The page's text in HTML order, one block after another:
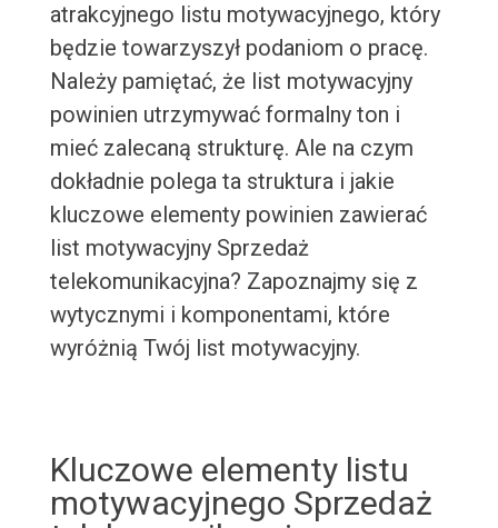
atrakcyjnego listu motywacyjnego, który
będzie towarzyszył podaniom o pracę.
Należy pamiętać, że list motywacyjny
powinien utrzymywać formalny ton i
mieć zalecaną strukturę. Ale na czym
dokładnie polega ta struktura i jakie
kluczowe elementy powinien zawierać
list motywacyjny Sprzedaż
telekomunikacyjna? Zapoznajmy się z
wytycznymi i komponentami, które
wyróżnią Twój list motywacyjny.
Kluczowe elementy listu
motywacyjnego Sprzedaż